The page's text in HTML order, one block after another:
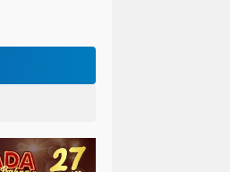
Bersatu